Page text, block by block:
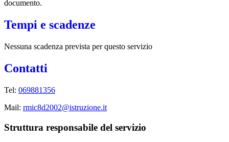
documento.
Tempi e scadenze
Nessuna scadenza prevista per questo servizio
Contatti
Tel: 069881356
Mail: rmic8d2002@istruzione.it
Struttura responsabile del servizio